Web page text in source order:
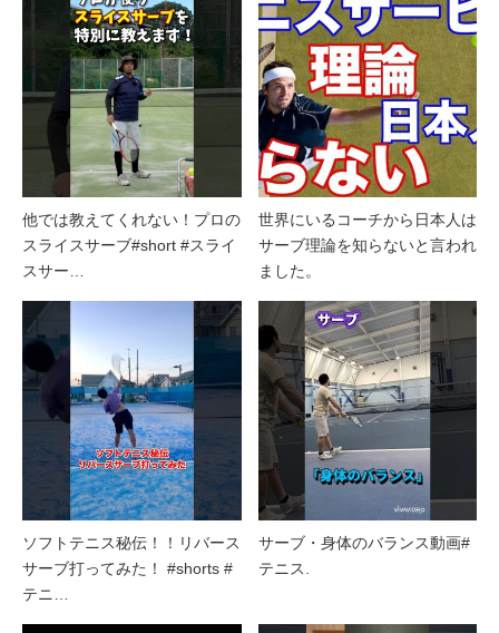
他では教えてくれない！プロの
スライスサーブ#short #スライ
スサー…
世界にいるコーチから日本人は
サーブ理論を知らないと言われ
ました。
ソフトテニス秘伝！！リバース
サーブ打ってみた！ #shorts #
テニ…
サーブ・身体のバランス動画#
テニス.